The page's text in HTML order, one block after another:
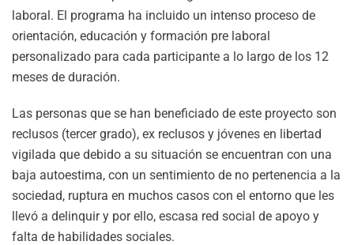
laboral. El programa ha incluido un intenso proceso de
orientación, educación y formación pre laboral
personalizado para cada participante a lo largo de los 12
meses de duración.
Las personas que se han beneficiado de este proyecto son
reclusos (tercer grado), ex reclusos y jóvenes en libertad
vigilada que debido a su situación se encuentran con una
baja autoestima, con un sentimiento de no pertenencia a la
sociedad, ruptura en muchos casos con el entorno que les
llevó a delinquir y por ello, escasa red social de apoyo y
falta de habilidades sociales.